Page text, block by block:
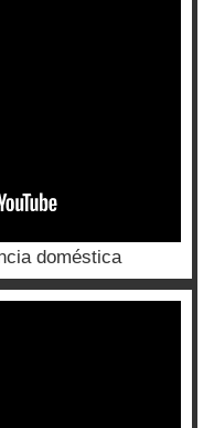
doméstica